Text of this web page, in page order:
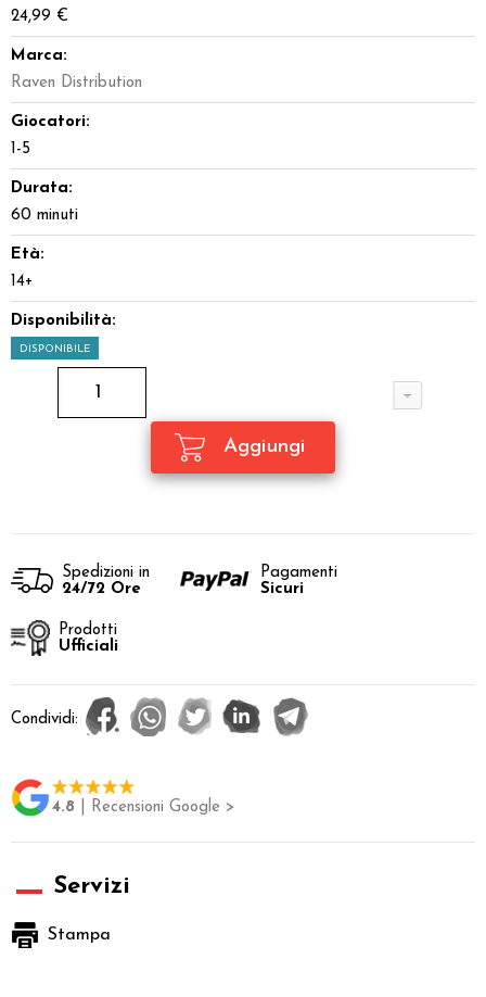
24,99 €
Marca:
Raven Distribution
Giocatori:
1-5
Durata:
60 minuti
Età:
14+
Disponibilità:
DISPONIBILE
Spedizioni in
24/72 Ore
Pagamenti
Sicuri
Prodotti
Ufficiali
Condividi:
4.8 | Recensioni Google >
Servizi
Stampa